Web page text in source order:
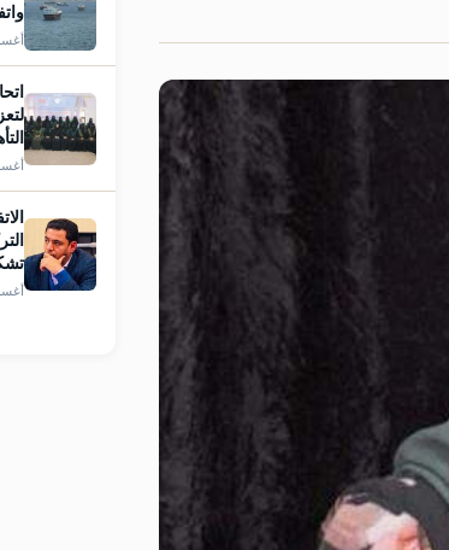
أغسطس
أغسطس
أغسطس